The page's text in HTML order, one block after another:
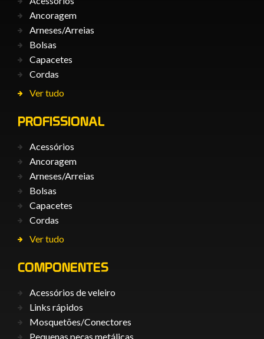
Ancoragem
Arneses/Arreias
Bolsas
Capacetes
Cordas
Ver tudo
PROFISSIONAL
Acessórios
Ancoragem
Arneses/Arreias
Bolsas
Capacetes
Cordas
Ver tudo
COMPONENTES
Acessórios de veleiro
Links rápidos
Mosquetões/Conectores
Pequenas peças metálicas